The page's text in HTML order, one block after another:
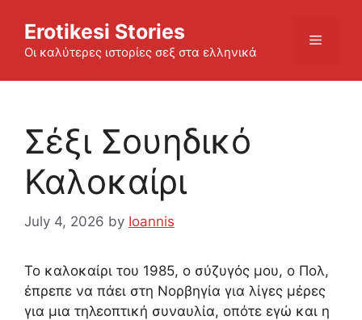
content
Erotikesi Stories
Οι καλύτερες ιστορίες σεξ στα ελληνικά
Menu
Σέξι Σουηδικό
Καλοκαίρι
July 4, 2026 by Ioannis
Το καλοκαίρι του 1985, ο σύζυγός μου, ο Πολ,
έπρεπε να πάει στη Νορβηγία για λίγες μέρες
για μια τηλεοπτική συναυλία, οπότε εγώ και η